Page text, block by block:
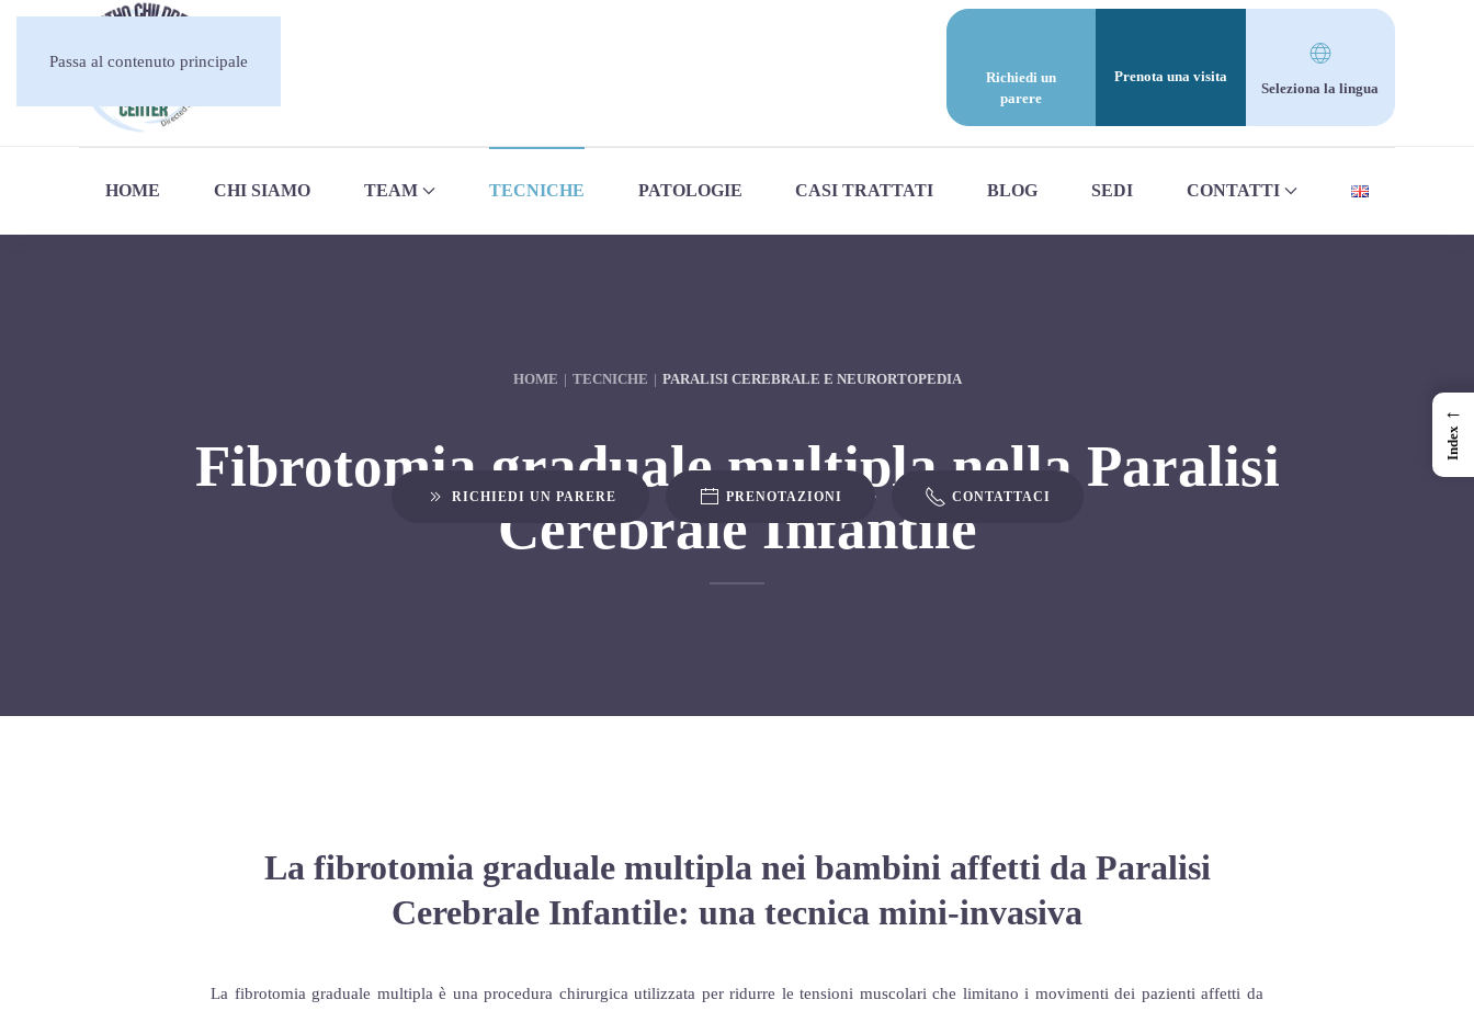
Passa al contenuto principale
Richiedi un
parere
Prenota una visita
Seleziona la lingua
HOME CHI SIAMO TEAM TECNICHE PATOLOGIE CASI TRATTATI BLOG SEDI CONTATTI
HOME TECNICHE PARALISI CEREBRALE E NEURORTOPEDIA
Fibrotomia graduale multipla nella Paralisi
Cerebrale Infantile
RICHIEDI UN PARERE PRENOTAZIONI CONTATTACI
La fibrotomia graduale multipla nei bambini affetti da Paralisi
Cerebrale Infantile: una tecnica mini-invasiva
La fibrotomia graduale multipla è una procedura chirurgica utilizzata per ridurre le tensioni muscolari che limitano i movimenti dei pazienti affetti da
←
Index